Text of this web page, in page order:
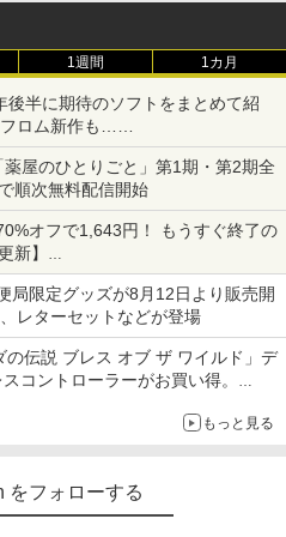
1週間 1カ月
後半に期待のソフトをまとめて紹
ロム新作も……
屋のひとりごと」第1期・第2期全
順次無料配信開始
オフで1,643円！ もうすぐ終了の
新】
大神 絶景版」が67%オフで990円
局限定グッズが8月12日より販売開
レターセットなどが登場
の伝説 ブレス オブ ザ ワイルド」デ
コントローラーがお買い得。
もっと見る
をフォローする